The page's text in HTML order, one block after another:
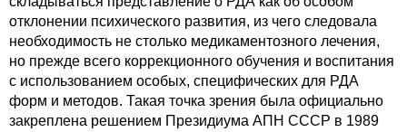
отклонении психического развития, из чего следовала
необходимость не столько медикаментозного лечения,
но прежде всего коррекционного обучения и воспитания
с использованием особых, специфических для РДА
форм и методов. Такая точка зрения была официально
закреплена решением Президиума АПН СССР в 1989